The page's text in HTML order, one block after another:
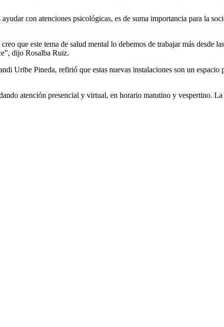
con atenciones psicológicas, es de suma importancia para la
que este tema de salud mental lo debemos de trabajar más desde
dijo Rosalba Ruiz.
Uribe Pineda, refirió que estas nuevas instalaciones son un
atención presencial y virtual, en horario matutino y vespertino.